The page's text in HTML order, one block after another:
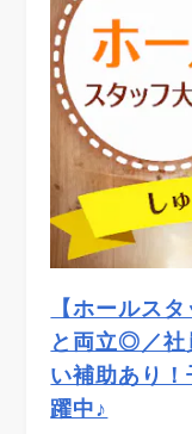
【ホールス
と両立◎／社
い補助あり
躍中♪